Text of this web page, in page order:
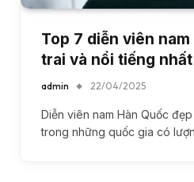
Top 7 diễn viên
trai và nổi tiếng
admin 22/04/2025
Diễn viên nam Hàn Quốc
trong những quốc gia có